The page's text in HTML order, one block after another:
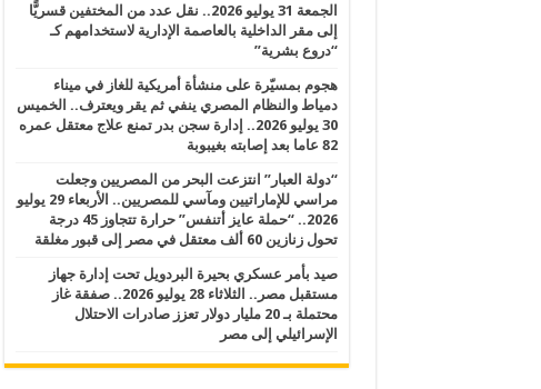
الجمعة 31 يوليو 2026.. نقل عدد من المختفين قسريًّا
إلى مقر الداخلية بالعاصمة الإدارية لاستخدامهم كـ
“دروع بشرية”
هجوم بمسيّرة على منشأة أمريكية للغاز في ميناء
دمياط والنظام المصري ينفي ثم يقر ويعترف.. الخميس
30 يوليو 2026.. إدارة سجن بدر تمنع علاج معتقل عمره
82 عاما بعد إصابته بغيبوبة
“دولة العبار” انتزعت البحر من المصريين وجعلت
مراسي للإماراتيين ومآسي للمصريين.. الأربعاء 29 يوليو
2026.. “حملة عايز أتنفس” حرارة تتجاوز 45 درجة
تحول زنازين 60 ألف معتقل في مصر إلى قبور مغلقة
صيد بأمر عسكري بحيرة البردويل تحت إدارة جهاز
مستقبل مصر.. الثلاثاء 28 يوليو 2026.. صفقة غاز
محتملة بـ 20 مليار دولار تعزز صادرات الاحتلال
الإسرائيلي إلى مصر